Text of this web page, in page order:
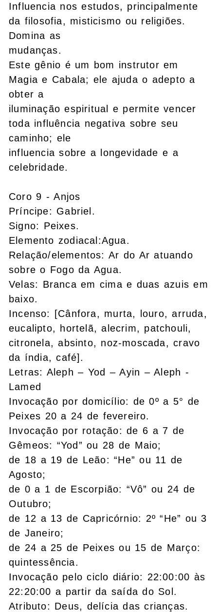
Influencia nos estudos, principalmente
da filosofia, misticismo ou religiões.
Domina as
mudanças.
Este gênio é um bom instrutor em
Magia e Cabala; ele ajuda o adepto a
obter a
iluminação espiritual e permite vencer
toda influência negativa sobre seu
caminho; ele
influencia sobre a longevidade e a
celebridade.
Coro 9 - Anjos
Príncipe: Gabriel.
Signo: Peixes.
Elemento zodiacal:Agua.
Relação/elementos: Ar do Ar atuando
sobre o Fogo da Agua.
Velas: Branca em cima e duas azuis em
baixo.
Incenso: [Cânfora, murta, louro, arruda,
eucalipto, hortelã, alecrim, patchouli,
citronela, absinto, noz-moscada, cravo
da índia, café].
Letras: Aleph – Yod – Ayin – Aleph -
Lamed
Invocação por domicílio: de 0º a 5° de
Peixes 20 a 24 de fevereiro.
Invocação por rotação: de 6 a 7 de
Gêmeos: “Yod” ou 28 de Maio;
de 18 a 19 de Leão: “He” ou 11 de
Agosto;
de 0 a 1 de Escorpião: “Vô” ou 24 de
Outubro;
de 12 a 13 de Capricórnio: 2º “He” ou 3
de Janeiro;
de 24 a 25 de Peixes ou 15 de Março:
quintessência.
Invocação pelo ciclo diário: 22:00:00 às
22:20:00 a partir da saída do Sol.
Atributo: Deus, delícia das crianças.